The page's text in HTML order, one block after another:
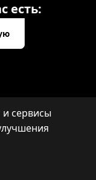
есть:
и сервисы